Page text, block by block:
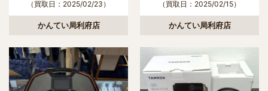
（買取日：2025/02/23）
かんてい局利府店
（買取日：2025/02/15）
かんてい局利府店